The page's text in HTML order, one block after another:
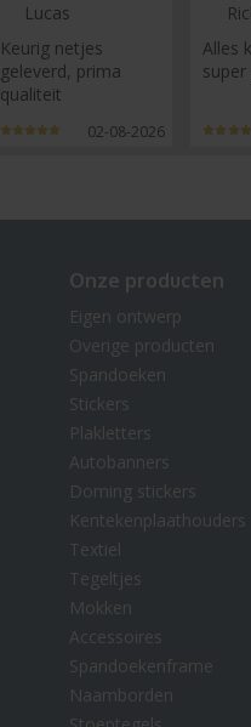
Lucas
Keurig netjes
geleverd, prima
qualiteit
02-08-2026
Alles
super
Onze producten
Eigen ontwerp
Overige producten
Spandoeken
Stickers
Plakletters
Autobanners
Doming stickers
Kentekenplaathouders
Textiel
Tegeltjes
Mokken
Accessoires
Spandoekenframe
Naamborden